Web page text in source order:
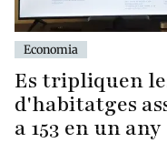
Economia
Es tripliquen
d'habitatges
a 153 en un any